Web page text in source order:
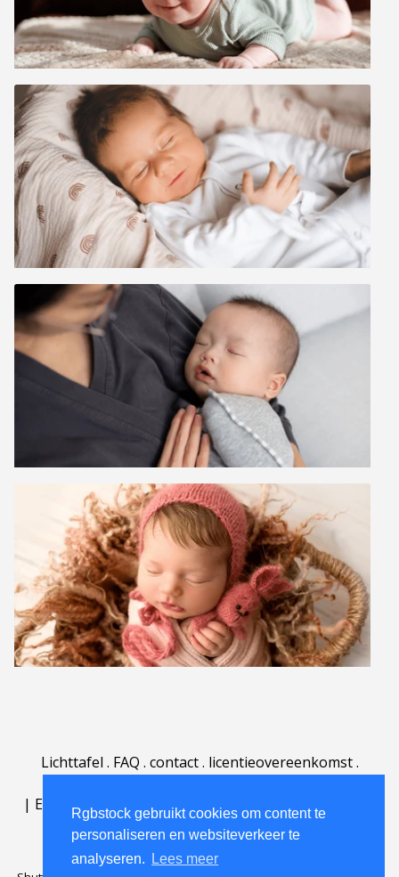
Rgbstock gebruikt cookies om content te
personaliseren en websiteverkeer te
analyseren.
Lees meer
Lichttafel . FAQ . contact. licentieovereenkomst.
| English | Deutsch Español | Português
Nederlands|